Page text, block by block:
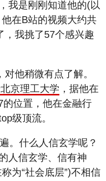
我是刚刚知道他的(以
在B站的视频大约共
，我挑了57个感兴趣
他稍微有点了解。
京理工大学 ，据他在
位置，他在金融行
级顶流。
。什么人信玄学呢？
人信玄学、信有神
为“社会底层”)不相信